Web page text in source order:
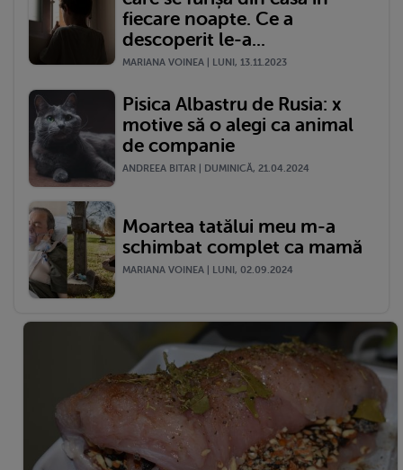
fiecare noapte. Ce a
descoperit le-a...
MARIANA VOINEA | LUNI, 13.11.2023
Pisica Albastru de Rusia: x
motive să o alegi ca animal
de companie
ANDREEA BITAR | DUMINICĂ, 21.04.2024
Moartea tatălui meu m-a
schimbat complet ca mamă
MARIANA VOINEA | LUNI, 02.09.2024